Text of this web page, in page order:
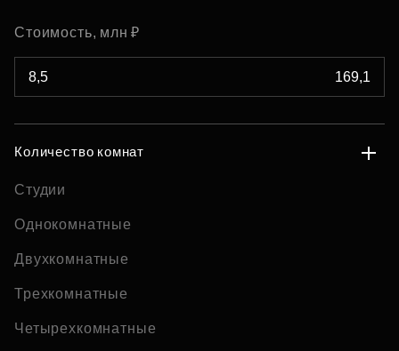
Стоимость, млн ₽
Количество комнат
Студии
Однокомнатные
Двухкомнатные
Трехкомнатные
Четырехкомнатные